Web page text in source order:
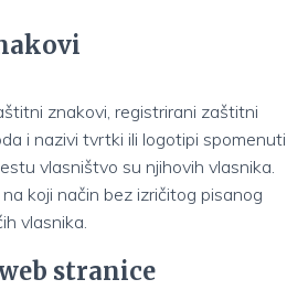
znakovi, registrirani zaštitni
i nazivi tvrtki ili logotipi spomenuti
vlasništvo su njihovih vlasnika.
koji način bez izričitog pisanog
vlasnika.
stranice